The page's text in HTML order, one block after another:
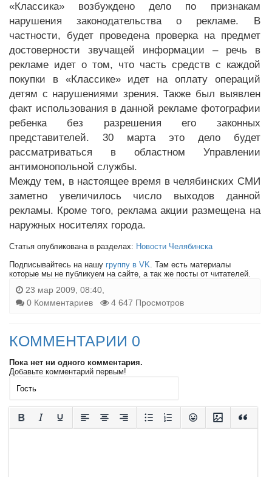
«Классика» возбуждено дело по признакам
нарушения законодательства о рекламе. В
частности, будет проведена проверка на предмет
достоверности звучащей информации – речь в
рекламе идет о том, что часть средств с каждой
покупки в «Классике» идет на оплату операций
детям с нарушениями зрения. Также был выявлен
факт использования в данной рекламе фотографии
ребенка без разрешения его законных
представителей. 30 марта это дело будет
рассматриваться в областном Управлении
антимонопольной службы.
Между тем, в настоящее время в челябинских СМИ
заметно увеличилось число выходов данной
рекламы. Кроме того, реклама акции размещена на
наружных носителях города.
Статья опубликована в разделах: Новости Челябинска
Подписывайтесь на нашу группу в VK. Там есть материалы
которые мы не публикуем на сайте, а так же посты от читателей.
23 мар 2009, 08:40,
0 Комментариев
4 647 Просмотров
КОММЕНТАРИИ 0
Пока нет ни одного комментария.
Добавьте комментарий первым!